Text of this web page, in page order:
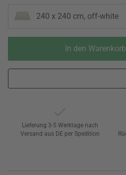
240 x 240 cm, off-white
In den Warenkorb
Lieferung 3-5 Werktage nach
Versand aus DE per Spedition